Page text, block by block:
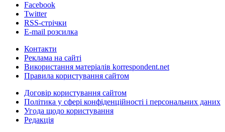
Facebook
Twitter
RSS-стрічки
E-mail розсилка
Контакти
Реклама на сайті
Використання матеріалів korrespondent.net
Правила користування сайтом
Договір користування сайтом
Політика у сфері конфіденційності і персональних даних
Угода щодо користування
Редакція